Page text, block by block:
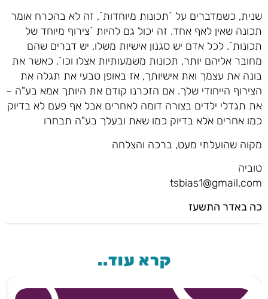
שנית, כשמדברים על ´תכונות מיוחדות´, זה לא בהכרח אומר
תכונה שאין לאף אחד. זה יכול גם להיות ´צירוף מיוחד של
תכונות´. לכל אדם יש סגנון אישיות משלו, יש דברים שהם
מחובר אליהם יותר, תכונות משמעותיות אצלו וכו´. כאשר את
בונה את עצמך ואת אישיותך, אז באופן טבעי את תגלה את
הצירוף הייחודי שלך. אם הזכרנו קודם את היותך אמא בע"ה –
את תגדלי ילדים בצורה דומה לאחרים אבל אף פעם לא בדיוק
כמו אחרים אלא בדיוק כמו שאת ובעלך בע"ה תבחרו
מקוה שהועלתי מעט, ברכה והצלחה
טוביה
tsbias1@gmail.com
כה באדר התשעז
קרא עוד..